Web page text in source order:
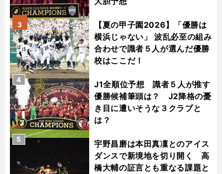
【夏の甲子園2026】「優勝は
横浜じゃない」 波乱必至の組み
合わせで識者５人が選んだ優勝
校はここだ！
3
J1全順位予想 識者５人が推す
優勝候補筆頭は？ J2降格の憂
き目に遭いそうな３クラブと
は？
4
宇野昌磨は本田真凜とのアイス
ダンスで新境地を切り開く 高
橋大輔の証言とも重なる課題と
5